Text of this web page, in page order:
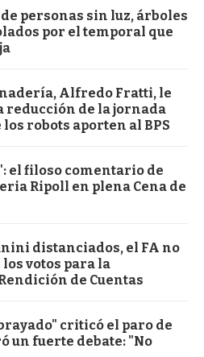
personas sin luz, árboles
por el temporal que
Alfredo Fratti, le
reducción de la jornada
robots aporten al BPS
el filoso comentario de
Ripoll en plena Cena de
distanciados, el FA no
votos para la
de Cuentas
criticó el paro de
un fuerte debate: "No